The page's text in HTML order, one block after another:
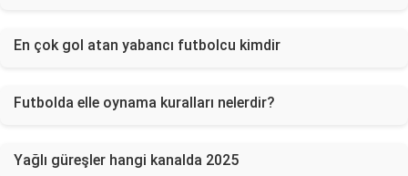
En çok gol atan yabancı futbolcu kimdir
Futbolda elle oynama kuralları nelerdir?
Yağlı güreşler hangi kanalda 2025